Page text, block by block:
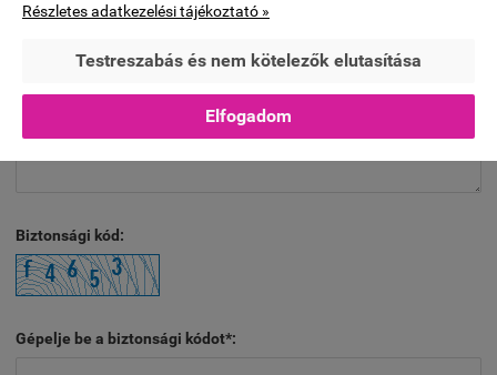
Részletes adatkezelési tájékoztató »
Testreszabás és nem kötelezők elutasítása
Elfogadom
Szöveg*:
Biztonsági kód:
Gépelje be a biztonsági kódot*: